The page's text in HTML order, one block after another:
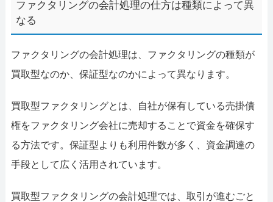
ファクタリングの会計処理の仕方は種類によって異
なる
ファクタリングの会計処理は、ファクタリングの種類が
買取型なのか、保証型なのかによって異なります。
買取型ファクタリングとは、自社が保有している売掛債
権をファクタリング会社に売却することで資金を確保す
る方法です。保証型よりも利用件数が多く、資金調達の
手段として広く活用されています。
買取型ファクタリングの会計処理では、取引が進むごと